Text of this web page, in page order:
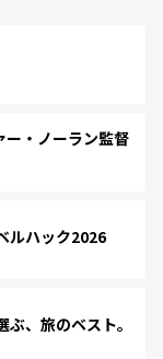
・ノーラン監督
ルハック2026
、旅のベスト。